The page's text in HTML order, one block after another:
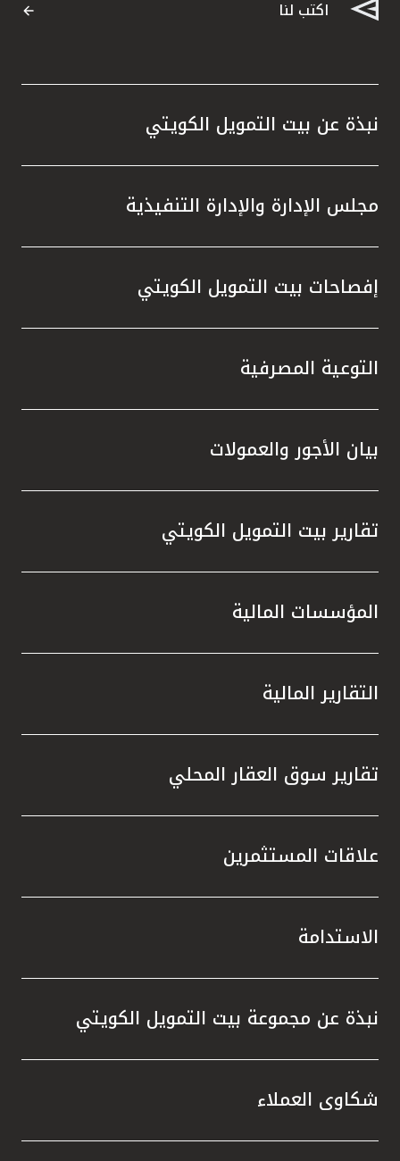
اكتب لنا
نبذة عن بيت التمويل الكويتي
مجلس الإدارة والإدارة التنفيذية
إفصاحات بيت التمويل الكويتي
التوعية المصرفية
بيان الأجور والعمولات
تقارير بيت التمويل الكويتي
المؤسسات المالية
التقارير المالية
تقارير سوق العقار المحلي
علاقات المستثمرين
الاستدامة
نبذة عن مجموعة بيت التمويل الكويتي
شكاوى العملاء